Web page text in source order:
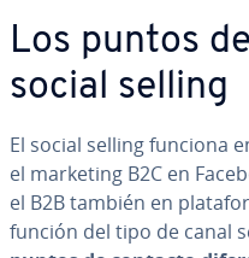
Los puntos
social selling
El social selling funciona
el marketing B2C en
el B2B también en
función del tipo de canal